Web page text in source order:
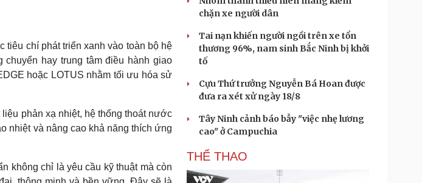
tiêu chí phát triển xanh vào toàn bộ hệ
hay trung tâm điều hành giao
hoặc LOTUS nhằm tối ưu hóa sử
phản xạ nhiệt, hệ thống thoát nước
nhiệt và nâng cao khả năng thích ứng
không chỉ là yêu cầu kỹ thuật mà còn
chặn xe người dân
Tai nạn khiến người ngồi trên xe tổn
thương 96%, nam sinh Bắc Ninh bị khởi
tố
Cựu Thứ trưởng Nguyễn Bá Hoan được
đưa ra xét xử ngày 18/8
Tây Ninh cảnh báo bẫy "việc nhẹ lương
cao" ở Campuchia
THỂ THAO